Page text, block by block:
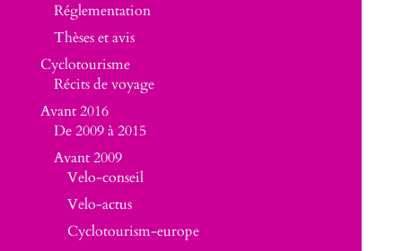
Réglementation
Thèses et avis
Cyclotourisme
Récits de voyage
Avant 2016
De 2009 à 2015
Avant 2009
Velo-conseil
Velo-actus
Cyclotourism-europe